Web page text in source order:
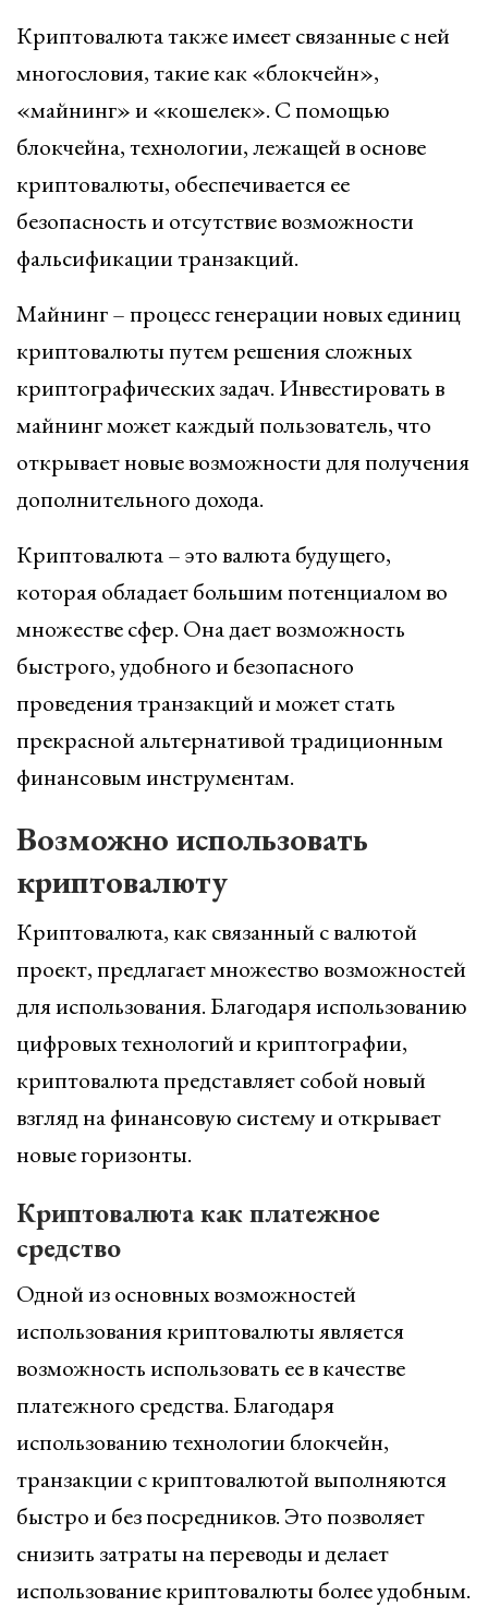
Криптовалюта также имеет связанные с ней
многословия, такие как «блокчейн»,
«майнинг» и «кошелек». С помощью
блокчейна, технологии, лежащей в основе
криптовалюты, обеспечивается ее
безопасность и отсутствие возможности
фальсификации транзакций.
Майнинг – процесс генерации новых единиц
криптовалюты путем решения сложных
криптографических задач. Инвестировать в
майнинг может каждый пользователь, что
открывает новые возможности для получения
дополнительного дохода.
Криптовалюта – это валюта будущего,
которая обладает большим потенциалом во
множестве сфер. Она дает возможность
быстрого, удобного и безопасного
проведения транзакций и может стать
прекрасной альтернативой традиционным
финансовым инструментам.
Возможно использовать
криптовалюту
Криптовалюта, как связанный с валютой
проект, предлагает множество возможностей
для использования. Благодаря использованию
цифровых технологий и криптографии,
криптовалюта представляет собой новый
взгляд на финансовую систему и открывает
новые горизонты.
Криптовалюта как платежное
средство
Одной из основных возможностей
использования криптовалюты является
возможность использовать ее в качестве
платежного средства. Благодаря
использованию технологии блокчейн,
транзакции с криптовалютой выполняются
быстро и без посредников. Это позволяет
снизить затраты на переводы и делает
использование криптовалюты более удобным.